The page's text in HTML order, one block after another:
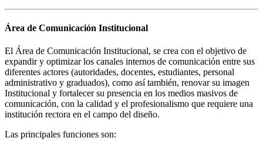
Área de Comunicación Institucional
El Área de Comunicación Institucional, se crea con el objetivo de
expandir y optimizar los canales internos de comunicación entre sus
diferentes actores (autoridades, docentes, estudiantes, personal
administrativo y graduados), como así también, renovar su imagen
Institucional y fortalecer su presencia en los medios masivos de
comunicación, con la calidad y el profesionalismo que requiere una
institución rectora en el campo del diseño.
Las principales funciones son: